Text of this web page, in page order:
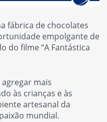
fábrica de chocolates
empolgante de
do filme “A Fantástica
mais
às crianças e às
artesanal da
mundial.